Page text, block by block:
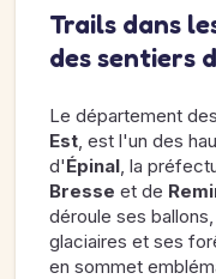
Trails dans
des sentiers
Le département des
Est, est l'un des
d'Épinal, la
Bresse et de
déroule ses
glaciaires et ses
en sommet